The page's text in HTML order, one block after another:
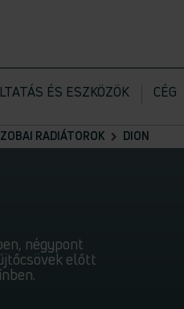
ÉS ESZKÖZÖK CÉG
RADIÁTOROK DION
négypont
előtt